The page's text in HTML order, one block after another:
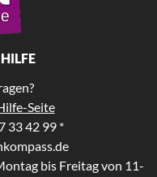
Seite
33 42 99 *
bis Freitag von 11-